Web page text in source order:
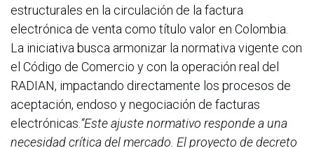
estructurales en la circulación de la factura
electrónica de venta como título valor en Colombia.
La iniciativa busca armonizar la normativa vigente con
el Código de Comercio y con la operación real del
RADIAN, impactando directamente los procesos de
aceptación, endoso y negociación de facturas
electrónicas.“Este ajuste normativo responde a una
necesidad crítica del mercado. El proyecto de decreto